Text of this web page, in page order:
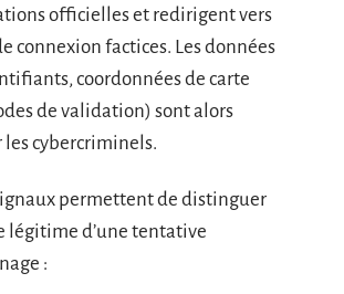
officielles et redirigent vers
connexion factices. Les données
coordonnées de carte
de validation) sont alors
les cybercriminels.
permettent de distinguer
légitime d’une tentative
: